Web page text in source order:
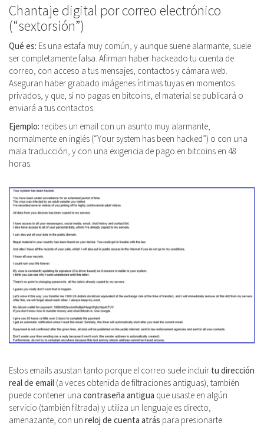
Chantaje digital por correo electrónico
(“sextorsión”)
Qué es: Es una estafa muy común, y aunque suene alarmante, suele
ser completamente falsa. Afirman haber hackeado tu cuenta de
correo, con acceso a tus mensajes, contactos y cámara web.
Aseguran haber grabado imágenes íntimas tuyas en momentos
privados, y que, si no pagas en bitcoins, el material se publicará o
enviará a tus contactos.
Ejemplo: recibes un email con un asunto muy alarmante,
normalmente en inglés (“Your system has been hacked”) o con una
mala traducción, y con una exigencia de pago en bitcoins en 48
horas.
Estos emails asustan tanto porque el correo suele incluir tu dirección
real de email (a veces obtenida de filtraciones antiguas), también
puede contener una contraseña antigua que usaste en algún
servicio (también filtrada) y utiliza un lenguaje es directo,
amenazante, con un reloj de cuenta atrás para presionarte.